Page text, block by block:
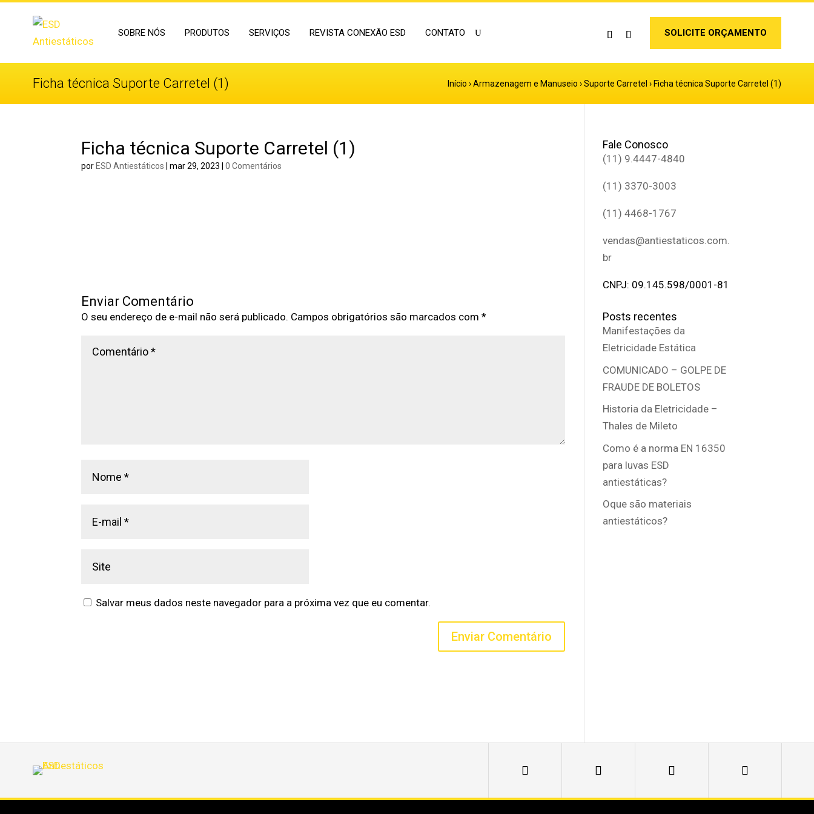
SOBRE NÓS PRODUTOS SERVIÇOS REVISTA CONEXÃO ESD CONTATO SOLICITE ORÇAMENTO
Ficha técnica Suporte Carretel (1) Início ›Armazenagem e Manuseio ›Suporte Carretel › Ficha técnica Suporte Carretel (1)
Ficha técnica Suporte Carretel (1)
por ESD Antiestáticos |mar 29, 2023 |0 Comentários
Enviar Comentário
O seu endereço de e-mail não será publicado. Campos obrigatórios são marcados com*
Salvar meus dados neste navegador para a próxima vez que eu comentar.
Fale Conosco
(11) 9.4447-4840
(11) 3370-3003
(11) 4468-1767
vendas@antiestaticos.com.
br
CNPJ: 09.145.598/0001-81
Posts recentes
Manifestações da
Eletricidade Estática
COMUNICADO – GOLPE DE
FRAUDE DE BOLETOS
Historia da Eletricidade –
Thales de Mileto
Como é a norma EN 16350
para luvas ESD
antiestáticas?
Oque são materiais
antiestáticos?